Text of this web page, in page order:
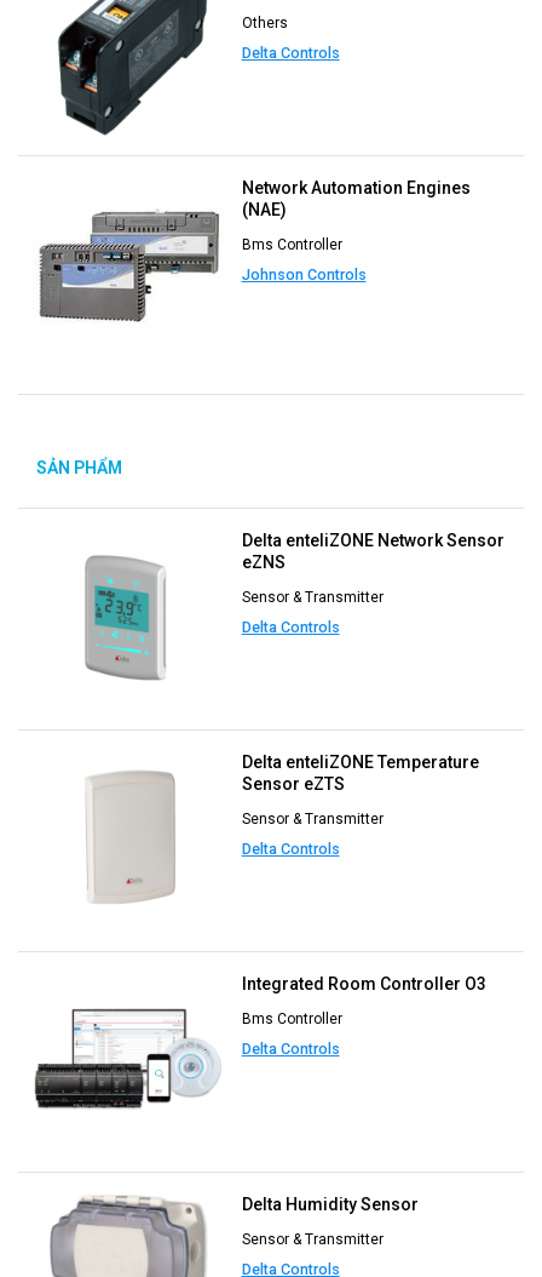
Others
Delta Controls
Network Automation Engines
(NAE)
Bms Controller
Johnson Controls
SẢN PHẨM
Delta enteliZONE Network Sensor
eZNS
Sensor & Transmitter
Delta Controls
Delta enteliZONE Temperature
Sensor eZTS
Sensor & Transmitter
Delta Controls
Integrated Room Controller O3
Bms Controller
Delta Controls
Delta Humidity Sensor
Sensor & Transmitter
Delta Controls